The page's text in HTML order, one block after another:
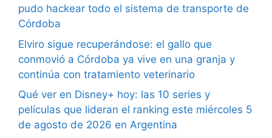
pudo hackear todo el sistema de transporte de
Córdoba
Elviro sigue recuperándose: el gallo que
conmovió a Córdoba ya vive en una granja y
continúa con tratamiento veterinario
Qué ver en Disney+ hoy: las 10 series y
películas que lideran el ranking este miércoles 5
de agosto de 2026 en Argentina